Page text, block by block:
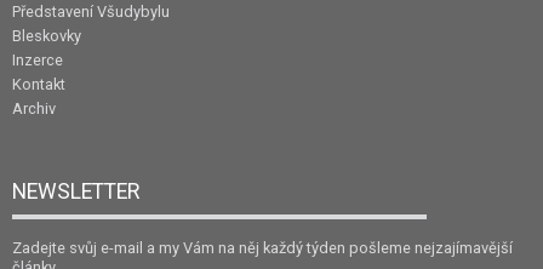
Představení Všudybylu
Bleskovky
Inzerce
Kontakt
Archiv
NEWSLETTER
Zadejte svůj e-mail a my Vám na něj každý týden pošleme nejzajímavější